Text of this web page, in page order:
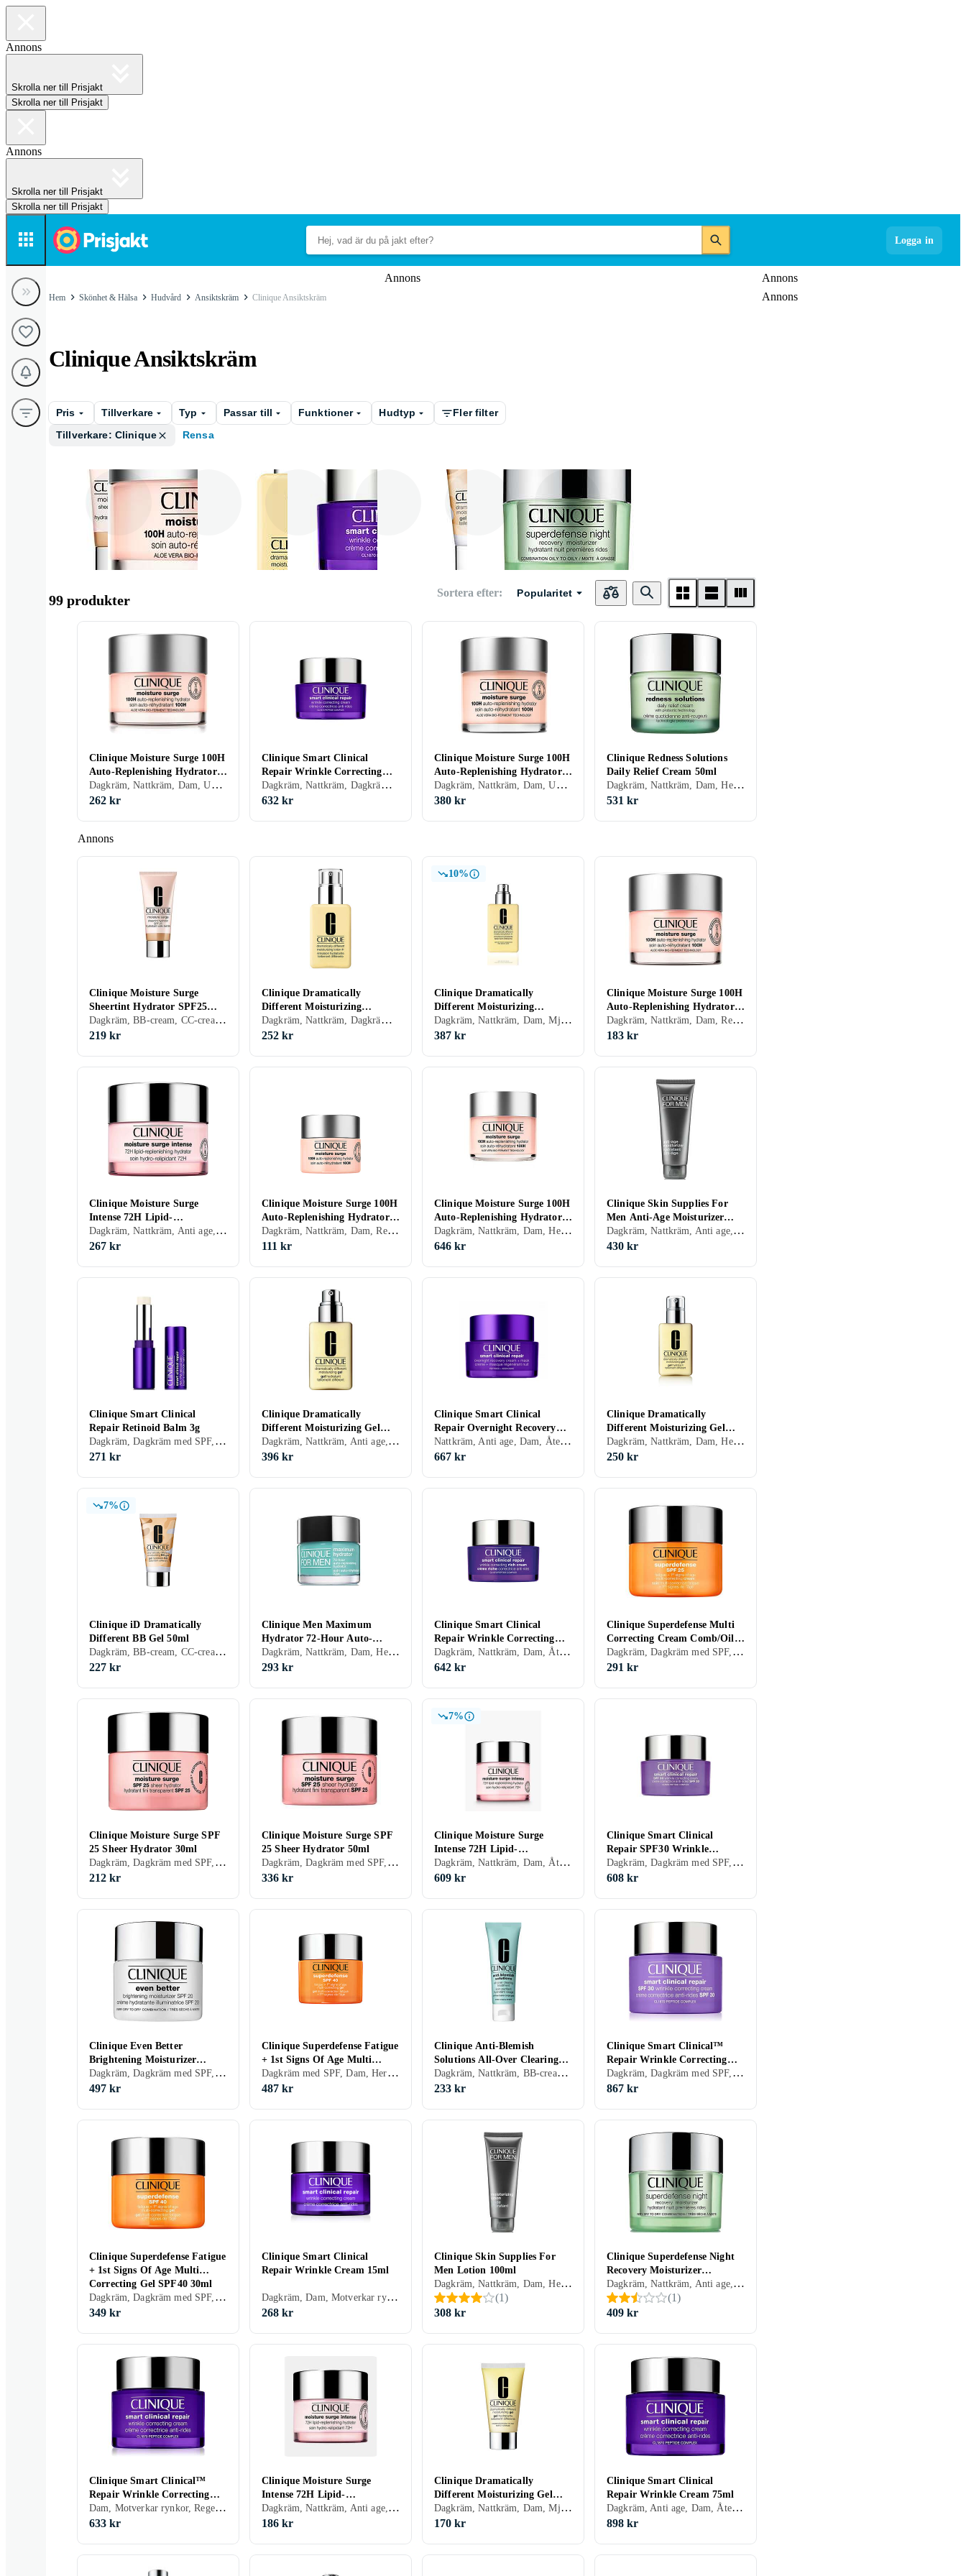
Annons
Skrolla ner till Prisjakt
Skrolla ner till Prisjakt
Annons
Skrolla ner till Prisjakt
Skrolla ner till Prisjakt
Logga in
Annons
Annons
Annons
Hem Skönhet & Hälsa Hudvård Ansiktskräm Clinique Ansiktskräm
Clinique Ansiktskräm
Pris Tillverkare Typ Passar till Funktioner Hudtyp
Fler filter
Tillverkare: Clinique
Rensa
Dagkräm Nattkräm Dagkräm med SPF Anti age BB - cream CC - cream
99 produkter Sortera efter: Popularitet
Annons
Clinique Moisture Surge 100H
Auto-Replenishing Hydrator
50ml
Dagkräm, Nattkräm, Dam, Uppfriskande/Kylande, Återfuktande, Lyster, Antioxidant, Regenererande, Närande, Oljefri, Lugnande, Normal, Blandad, Torr, Fet, Alla, Känslig
262 kr
Clinique Smart Clinical
Repair Wrinkle Correcting
Cream 50ml
Dagkräm, Nattkräm, Dagkräm med SPF, Anti age, Dam, Herr, Återfuktande, Motverkar rynkor, Uppstramande, Regenererande, Närande, Halskräm, Normal, Torr, Alla, Mogen
632 kr
Clinique Moisture Surge 100H
Auto-Replenishing Hydrator
75ml
Dagkräm, Nattkräm, Dam, Uppfriskande/Kylande, Återfuktande, Lyster, Antioxidant, Närande, Oljefri, Lugnande, Normal, Blandad, Torr, Fet, Alla, Känslig
380 kr
Clinique Redness Solutions
Daily Relief Cream 50ml
Dagkräm, Nattkräm, Dam, Herr, Anti-redness, Uppfriskande/Kylande, Återfuktande, Oljefri, Lugnande, Normal, Torr, Alla, Känslig
531 kr
Clinique Moisture Surge
Sheertint Hydrator SPF25
40ml
Dagkräm, BB-cream, CC-cream, Dagkräm med SPF, Dam, Herr, Återfuktande, Bronzing, Närande, Oljefri, Alla
219 kr
Clinique Dramatically
Different Moisturizing
Lotion+ 125ml
Dagkräm, Nattkräm, Dagkräm med SPF, Anti age, Dam, Herr, Mjukgörande, Rengörande, Uppfriskande/Kylande, Återfuktande, Motverkar rynkor, Balanserande, Närande, Lugnande, Normal, Blandad, Torr, Fet, Alla, Känslig, Mogen
252 kr
10%
Clinique Dramatically
Different Moisturizing
Lotion+ 200ml
Dagkräm, Nattkräm, Dam, Mjukgörande, Återfuktande, Normal, Blandad, Torr, Fet, Alla, Känslig
387 kr
Clinique Moisture Surge 100H
Auto-Replenishing Hydrator
30ml
Dagkräm, Nattkräm, Dam, Rengörande, Uppfriskande/Kylande, Återfuktande, Lyster, Antioxidant, Närande, Oljefri, Lugnande, Normal, Blandad, Torr, Fet, Alla, Känslig
183 kr
Clinique Moisture Surge
Intense 72H Lipid-
Replenishing Hydrator 50mlDagkräm, Nattkräm, Anti age, Dam, Herr, Återfuktande, Regenererande, Närande, Oljefri, Lugnande, Torr
267 kr
Clinique Moisture Surge 100H
Auto-Replenishing Hydrator
15ml
Dagkräm, Nattkräm, Dam, Rengörande, Uppfriskande/Kylande, Återfuktande, Lyster, Antioxidant, Närande, Oljefri, Lugnande, Normal, Blandad, Torr, Fet, Alla, Känslig
111 kr
Clinique Moisture Surge 100H
Auto-Replenishing Hydrator
125ml
Dagkräm, Nattkräm, Dam, Herr, Avslappnande, Mjukgörande, Uppfriskande/Kylande, Återfuktande, Lyster, Antioxidant, Regenererande, Närande, Oljefri, Normal, Blandad, Torr, Fet, Alla, Känslig
646 kr
Clinique Skin Supplies For
Men Anti-Age Moisturizer
100ml
Dagkräm, Nattkräm, Anti age, Dam, Herr, Återfuktande, Motverkar rynkor, Uppstramande, Närande, Lugnande, Upplysande, Alla, Mogen
430 kr
Clinique Smart Clinical
Repair Retinoid Balm 3g
Dagkräm, Dagkräm med SPF, Dam, Mjukgörande, Bronzing, Motverkar rynkor, Regenererande, Lugnande, Mogen
271 kr
Clinique Dramatically
Different Moisturizing Gel
200ml
Dagkräm, Nattkräm, Anti age, Dam, Återfuktande, Balanserande, Oljefri, Normal, Blandad, Torr, Fet, Mogen
396 kr
Clinique Smart Clinical
Repair Overnight Recovery
Cream And Mask 50ml
Nattkräm, Anti age, Dam, Återfuktande, Motverkar rynkor, Regenererande, Lugnande, Alla, Mogen
667 kr
Clinique Dramatically
Different Moisturizing Gel
125ml
Dagkräm, Nattkräm, Dam, Herr, Anti-blemish, Mjukgörande, Rengörande, Uppfriskande/Kylande, Återfuktande, Lyster, Motverkar rynkor, Antioxidant, Uppstramande, Regenererande, Balanserande, Närande, Oljefri, Normal, Blandad, Torr, Fet, Känslig, Mogen
250 kr
7%
Clinique iD Dramatically
Different BB Gel 50ml
Dagkräm, BB-cream, CC-cream, Dam, Återfuktande, Bronzing, Oljefri, Alla
227 kr
Clinique Men Maximum
Hydrator 72-Hour Auto-
Replenishing Cream 50ml
Dagkräm, Nattkräm, Dam, Herr, Mjukgörande, Uppfriskande/Kylande, Återfuktande, Närande, Oljefri, Alla
293 kr
Clinique Smart Clinical
Repair Wrinkle Correcting
Rich Cream 50ml
Dagkräm, Nattkräm, Dam, Återfuktande, Motverkar rynkor, Regenererande, Närande, Normal, Torr, Alla, Mogen
642 kr
Clinique Superdefense Multi
Correcting Cream Comb/Oily
SPF25 30ml
Dagkräm, Dagkräm med SPF, Anti age, Dam, Återfuktande, Lyster, Närande, Blandad, Torr, Fet, Mogen
291 kr
Clinique Moisture Surge SPF
25 Sheer Hydrator 30ml
Dagkräm, Dagkräm med SPF, Dam, Återfuktande, Närande, Alla, Känslig
212 kr
Clinique Moisture Surge SPF
25 Sheer Hydrator 50ml
Dagkräm, Dagkräm med SPF, Dam, Återfuktande, Närande, Alla, Känslig
336 kr
7%
Clinique Moisture Surge
Intense 72H Lipid-
Replenishing Hydrator 125mlDagkräm, Nattkräm, Dam, Återfuktande, Lyster, Torr
609 kr
Clinique Smart Clinical
Repair SPF30 Wrinkle
Correcting Cream 50ml
Dagkräm, Dagkräm med SPF, Dam, Återfuktande, Motverkar rynkor, Regenererande, Oljefri, Lugnande, Mogen
608 kr
Clinique Even Better
Brightening Moisturizer
SPF20 50ml
Dagkräm, Dagkräm med SPF, Dam, Anti-blemish, Återfuktande, Lyster, Upplysande, Blandad, Fet, Alla, Känslig
497 kr
Clinique Superdefense Fatigue
+ 1st Signs Of Age Multi
Correcting Gel SPF40 50ml Dagkräm med SPF, Dam, Herr, Uppfriskande/Kylande, Återfuktande, Motverkar rynkor, Antioxidant, Närande, Oljefri, Upplysande, Alla, Mogen
487 kr
Clinique Anti-Blemish
Solutions All-Over Clearing
Treatment 50ml
Dagkräm, Nattkräm, BB-cream, Dam, Herr, Anti-blemish, Rengörande, Återfuktande, Oljefri, Normal, Torr, Fet, Alla
233 kr
Clinique Smart Clinical™
Repair Wrinkle Correcting
Cream SPF 30 75ml
Dagkräm, Dagkräm med SPF, Dam, Återfuktande, Motverkar rynkor, Regenererande, Mogen
867 kr
Clinique Superdefense Fatigue
+ 1st Signs Of Age Multi
Correcting Gel SPF40 30ml
Dagkräm, Dagkräm med SPF, Anti age, Dam, Återfuktande, Lyster, Blandad, Fet, Alla, Mogen
349 kr
Clinique Smart Clinical
Repair Wrinkle Cream 15ml
Dagkräm, Dam, Motverkar rynkor, Regenererande, Torr, Alla, Mogen
268 kr
Clinique Skin Supplies For
Men Lotion 100ml
Dagkräm, Nattkräm, Dam, Herr, Uppfriskande/Kylande, Återfuktande, Närande, Normal, Blandad, Torr, Alla, Känslig, Mogen
(1)
308 kr
Clinique Superdefense Night
Recovery Moisturizer
Dry/Combination 50ml
Dagkräm, Nattkräm, Anti age, Dam, Mjukgörande, Återfuktande, Motverkar rynkor, Antioxidant, Regenererande, Närande, Lugnande, Normal, Blandad, Torr, Fet, Alla, Mogen
(1)
409 kr
Clinique Smart Clinical™
Repair Wrinkle Correcting
Cream 75ml
Dam, Motverkar rynkor, Regenererande, Mogen
633 kr
Clinique Moisture Surge
Intense 72H Lipid-
Replenishing Hydrator 30mlDagkräm, Nattkräm, Anti age, Dam, Herr, Återfuktande, Lyster, Oljefri, Lugnande, Blandad, Torr, Känslig
186 kr
Clinique Dramatically
Different Moisturizing Gel
50ml
Dagkräm, Nattkräm, Dam, Mjukgörande, Rengörande, Uppfriskande/Kylande, Återfuktande, Motverkar rynkor, Balanserande, Närande, Oljefri, Lugnande, Normal, Blandad, Torr, Fet, Alla, Mogen
170 kr
Clinique Smart Clinical
Repair Wrinkle Cream 75ml
Dagkräm, Anti age, Dam, Återfuktande, Motverkar rynkor, Regenererande, Närande, Oljefri, Lugnande, Upplysande, Normal, Alla, Mogen
898 kr